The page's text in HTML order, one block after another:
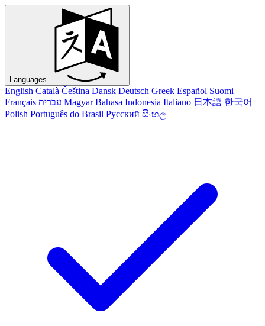
Languages
English Català Čeština Dansk Deutsch Greek Español Suomi
Français עברית Magyar Bahasa Indonesia Italiano 日本語 한국어
Polish Português do Brasil Русский සිංහල